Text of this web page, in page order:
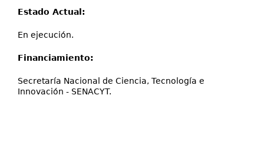
Estado Actual:
En ejecución.
Financiamiento:
Secretaría Nacional de Ciencia, Tecnología e
Innovación - SENACYT.